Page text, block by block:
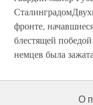
фронте,
блестящей
немцев была
О